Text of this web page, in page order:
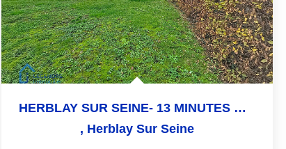
HERBLAY SUR SEINE- 13 MINUTES GARE
, Herblay Sur Seine